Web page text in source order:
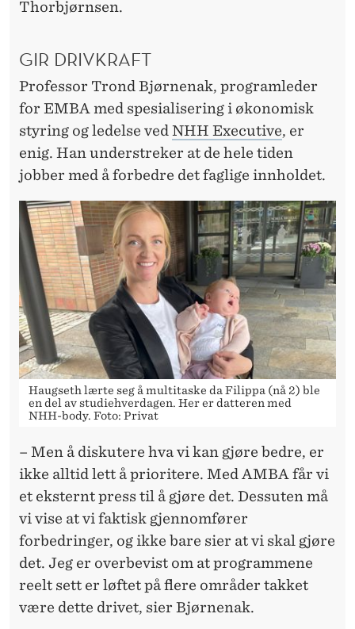
Thorbjørnsen.
GIR DRIVKRAFT
Professor Trond Bjørnenak, programleder
for EMBA med spesialisering i økonomisk
styring og ledelse vedNHH Executive, er
enig. Han understreker at de hele tiden
jobber med å forbedre det faglige innholdet.
Haugseth lærte seg å multitaske da Filippa (nå 2) ble
en del av studiehverdagen. Her er datteren med
NHH-body. Foto: Privat
– Men å diskutere hva vi kan gjøre bedre, er
ikke alltid lett å prioritere. Med AMBA får vi
et eksternt press til å gjøre det. Dessuten må
vi vise at vi faktisk gjennomfører
forbedringer, og ikke bare sier at vi skal gjøre
det. Jeg er overbevist om at programmene
reelt sett er løftet på flere områder takket
være dette drivet, sier Bjørnenak.